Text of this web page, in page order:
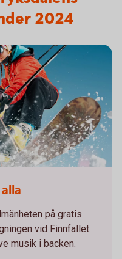
2024
på gratis
vid Finnfallet.
musik i backen.